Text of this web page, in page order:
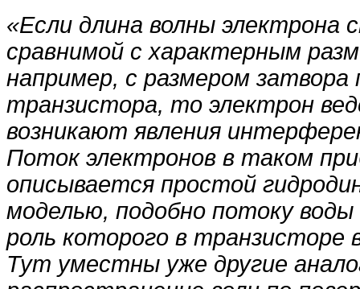
«Если длина волны электрона
сравнимой с характерным
например, с размером затвора
транзистора, то электрон
возникают явления
Поток электронов в таком
описывается простой
моделью, подобно потоку
роль которого в транзисторе
Тут уместны уже другие